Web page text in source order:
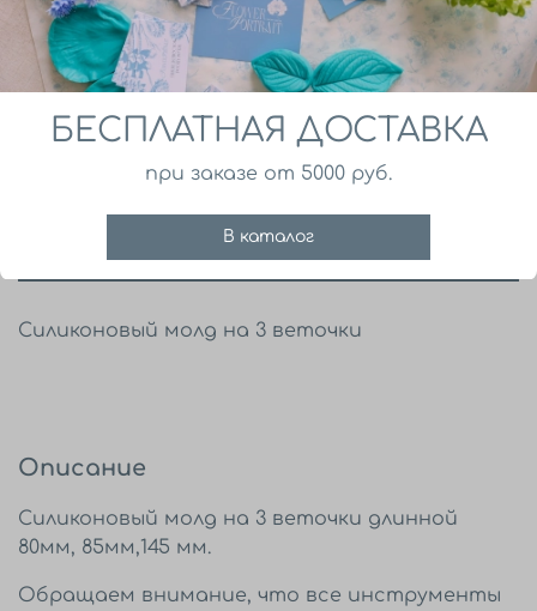
В корзину
Вайнеры
Деталь
Силиконовый молд на 3 веточки
Описание
Силиконовый молд на 3 веточки длинной
80мм, 85мм,145 мм.
Обращаем внимание, что все инструменты
БЕСПЛАТНАЯ ДОСТАВКА
при заказе от 5000 руб.
В каталог